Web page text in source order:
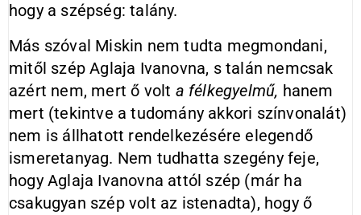
hogy a szépség: talány.
Más szóval Miskin nem tudta megmondani,
mitől szép Aglaja Ivanovna, s talán nemcsak
azért nem, mert ő volt a félkegyelmű, hanem
mert (tekintve a tudomány akkori színvonalát)
nem is állhatott rendelkezésére elegendő
ismeretanyag. Nem tudhatta szegény feje,
hogy Aglaja Ivanovna attól szép (már ha
csakugyan szép volt az istenadta), hogy ő